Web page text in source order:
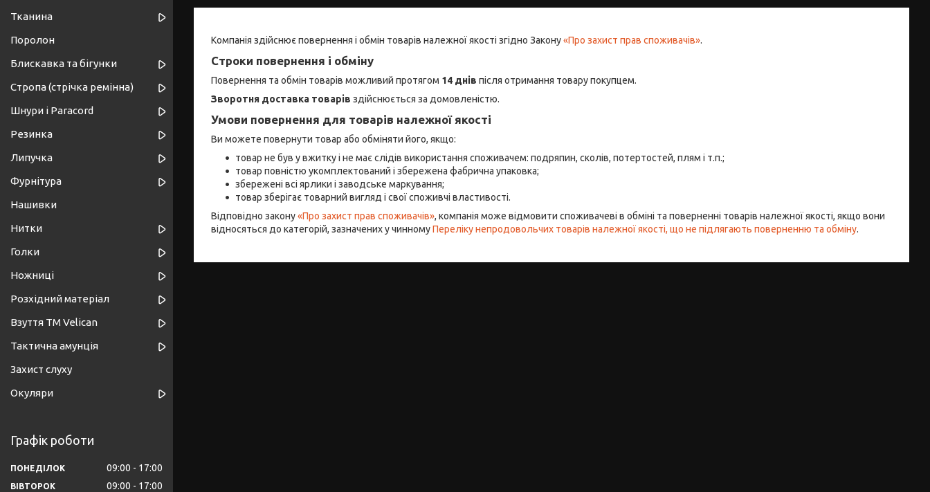
Компанія здійснює повернення і обмін товарів належної якості згідно Закону«Про захист прав споживачів».
Строки повернення і обміну
Повернення та обмін товарів можливий протягом 14 днів після отримання товару покупцем.
Зворотня доставка товарів здійснюється за домовленістю.
Умови повернення для товарів належної якості
Ви можете повернути товар або обміняти його, якщо:
товар не був у вжитку і не має слідів використання споживачем: подряпин, сколів, потертостей, плям і т.п.;
товар повністю укомплектований і збережена фабрична упаковка;
збережені всі ярлики і заводське маркування;
товар зберігає товарний вигляд і свої споживчі властивості.
Відповідно закону«Про захист прав споживачів», компанія може відмовити споживачеві в обміні та поверненні товарів належної якості, якщо вони
відносяться до категорій, зазначених у чинномуПереліку непродовольчих товарів належної якості, що не підлягають поверненню та обміну.
Тканина
Поролон
Блискавка та бігунки
Стропа (стрічка ремінна)
Шнури і Paracord
Резинка
Липучка
Фурнітура
Нашивки
Нитки
Голки
Ножниці
Розхідний матеріал
Взуття ТМ Velican
Тактична амунція
Захист слуху
Окуляри
Графік роботи
ПОНЕДІЛОК 09:00 17:00
ВІВТОРОК 09:00 17:00